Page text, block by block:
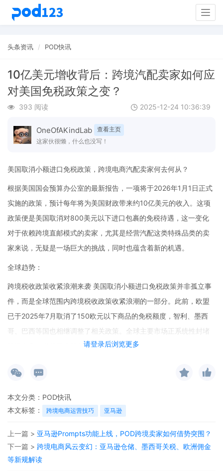
头条资讯 POD快讯
10亿美元增收背后：跨境汽配卖家如何应
对美国免税政策之变？
393 阅读 2025-12-24 10:36:39
OneOfAKindLab
查看主页
这家伙很懒，什么也没写！
请登录后浏览更多
美国取消小额进口免税政策，跨境电商汽配卖家何去何从？
根据美国国会预算办公室的最新报告，一项将于2026年1月1日正式
实施的政策，预计每年将为美国财政带来约10亿美元的收入。这项
政策便是美国取消对800美元以下进口包裹的免税待遇，这一变化
对于依赖跨境直邮模式的卖家，尤其是经营汽配这类特殊品类的卖
家来说，无疑是一场巨大的挑战，同时也蕴含着新的机遇。
全球趋势：
跨境税收政策收紧浪潮来袭 美国取消小额进口免税政策并非孤立事
件，而是全球范围内跨境税收政策收紧浪潮的一部分。此前，欧盟
已于2025年7月取消了150欧元以下商品的免税额度，智利、墨西
哥、巴西等国也相继调整了相关政策。全球主要市场正系统性封堵
跨境电商，尤其是小额包裹贸易的税收漏洞。
将显著弱化。美国海关数据显示，2023年此类免税进口包裹的数量
高达10亿件，主要来自中国的电商平台。政策实施后，跨境小包商
品的进口成本增加已成定局，而分析普遍认为，这部分成本最终将
带来了清关流程复杂化、物流时效不确定性增加等合规挑战。
汽配品类：
本文分类： POD快讯
本文标签：
跨境电商运营技巧 亚马逊
上一篇 > 亚马逊Prompts功能上线，POD跨境卖家如何借势突围？
下一篇 > 跨境电商风云变幻：亚马逊仓储、墨西哥关税、欧洲佣金
等新规解读